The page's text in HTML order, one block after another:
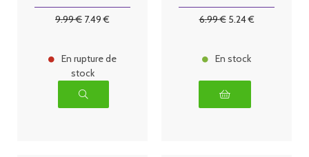
9.99€ 7.49 €
En rupture de
stock
6.99€ 5.24€
En stock